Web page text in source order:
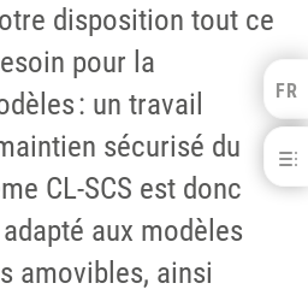
Kulzer Benelux FR
FRANÇAIS
NEDERLANDS
Système Splitcast – Isolation
BÉNÉFICES
TELECHARGEMENTS
disposition tout ce
pour la
: un travail
sécurisé du
CL-SCS est donc
aux modèles
amovibles, ainsi